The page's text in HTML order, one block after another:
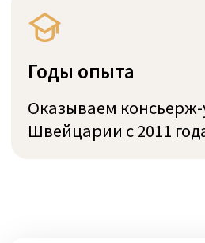
Наши инспекционные
визиты в клиники